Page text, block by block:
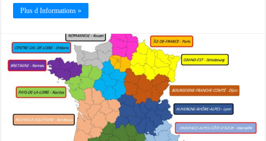
Plus d Informations »